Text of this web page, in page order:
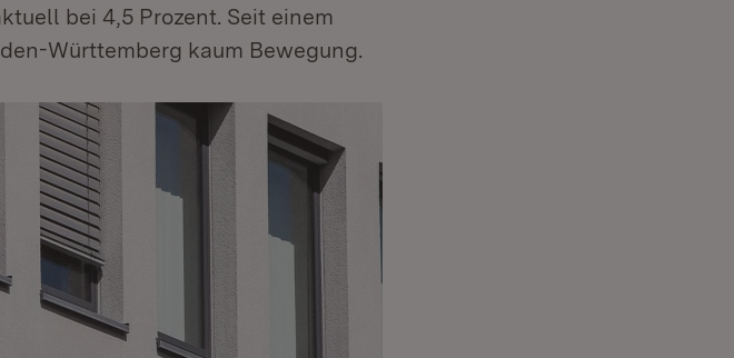
bei 4,5 Prozent. Seit einem
Württemberg kaum Bewegung.